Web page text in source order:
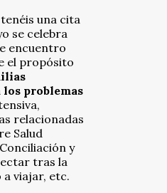
una cita
se celebra
encuentro
el propósito
problemas
relacionadas
Salud
y
tras la
viajar, etc.